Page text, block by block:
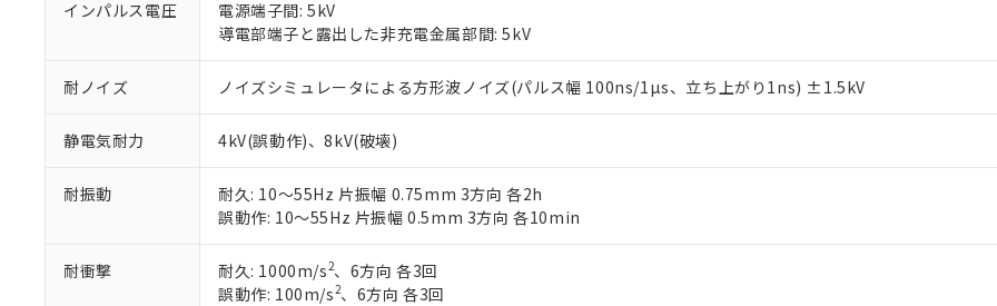
インパルス電圧
電源端子間: 5kV
導電部端子と露出した非充電金属部間: 5kV
耐ノイズ ノイズシミュレータによる方形波ノイズ(パルス幅 100ns/1µs、立ち上がり1ns) ±1.5kV
静電気耐力 4kV(誤動作)、8kV(破壊)
耐振動
耐久: 10～55Hz 片振幅 0.75mm 3方向 各2h
誤動作: 10～55Hz 片振幅 0.5mm 3方向 各10min
耐衝撃 耐久: 1000m/s2、6方向 各3回
誤動作: 100m/s2、6方向 各3回
いる法人を指します。
EU RoHS指令（10物質）の非含有証明書
51物質の非含有証明書（当社基準）
※本証明書は発行日時点で非含有を証明するもので、過去に遡って非含有を証明するも
また、RoHS指令のフタル酸エステル類４物質の対応では、対応完了までの期間は出
既に当社にて対応品への在庫切替を完了していることから、特段のことがない限り、
り割愛しております。